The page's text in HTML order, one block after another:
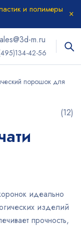
и полимеры
m.ru
42-56
порошок для
(12)
идеально
изделий
прочность,